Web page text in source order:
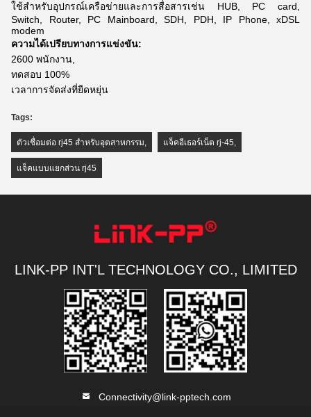
ใช้สำหรับอุปกรณ์เครือข่ายและการสื่อสารเช่น HUB, PC card,
Switch, Router, PC Mainboard, SDH, PDH, IP Phone, xDSL
modem
ความได้เปรียบทางการแข่งขัน:
2600 พนักงาน,
ทดสอบ 100%
เวลาการจัดส่งที่ยืดหยุ่น
Tags:
ตัวเชื่อมต่อ rj45 สำหรับอุตสาหกรรม, แจ็คอีเธอร์เน็ต rj-45,
แจ็คแบบแยกส่วน rj45
LINK-PP INT'L TECHNOLOGY CO., LIMITED
Connectivity@link-pptech.com